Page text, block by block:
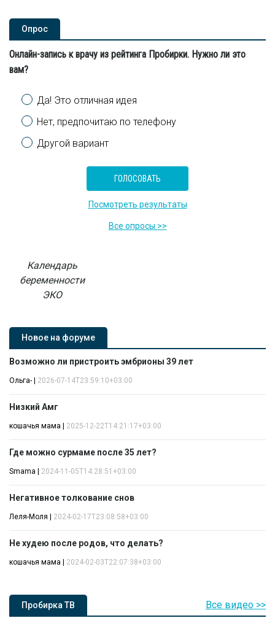
Опроc
Онлайн-запись к врачу из рейтинга Пробирки. Нужно ли это
вам?
Варианты
Да! Это отличная идея
Нет, предпочитаю по телефону
Другой вариант
Посмотреть результаты
Все опросы >>
Календарь
беременности
ЭКО
Новое на форуме
Возможно ли пристроить эмбрионы 39 лет
Ольга- 2026-07-14T23:59:10+03:00
Низкий Амг
кошачья мама 2025-12-22T14:21:17+03:00
Где можно сурмаме после 35 лет?
Smama 2024-11-05T14:28:51+03:00
Негативное толкование снов
Леля-Моля 2024-02-17T23:08:58+03:00
Не худею после родов, что делать?
кошачья мама 2024-02-03T22:07:38+03:00
Пробирка ТВ Все видео >>